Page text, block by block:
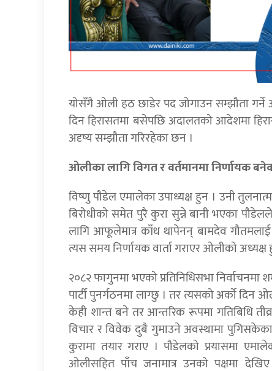
योसँगै ओली हठ छाडेर पद जोगाउन सम्झौता गर्ने
दिन हिरासतमा बसेपछि अदालतको आदेशमा
अदृष्य सम्झौता गरिरहेका छन ।
ओलीका लागि विगत र वर्तमानमा निर्णायक
विष्णु पौडेल एमालेका उपाध्यक्ष हुन । उनी
बिरोधीको समेत पुरै कुरा सुन्ने बानी भएका
लागि आफूलेमात्र काँध थापेनन् बामदेव
त्यस समय निर्णायक वार्ता गराएर ओलीको
२०८२ फागुनमा भएको प्रतिनिधिसभा
पार्टी पुनर्गठनमा लाग्छु । तर त्यसको अर्को
केही शान्त बने तर आन्तरिक रूपमा गतिबिधि
विचार र विवेक दुबै गुमाउने अवस्थामा
कुरामा तयार गराए । पौडेलको प्रयासमा
ओलीसहित पाँच जनामात्र उनको पक्षमा